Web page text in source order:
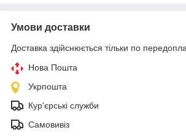
Умови доставки
Доставка здійснюється тільки по
Нова Пошта
Укрпошта
Кур'єрські служби
Самовивіз